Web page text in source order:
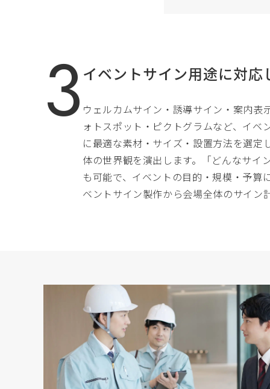
イベントサイン用途に対
ウェルカムサイン・誘導サイン・案内
ォトスポット・ピクトグラムなど、イ
に最適な素材・サイズ・設置方法を選
体の世界観を演出します。「どんなサイ
も可能で、イベントの目的・規模・予
ベントサイン製作から会場全体のサイン